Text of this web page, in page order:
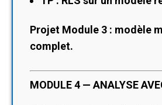
Projet Module 3 : modèle
complet.
MODULE 4 — ANALYSE